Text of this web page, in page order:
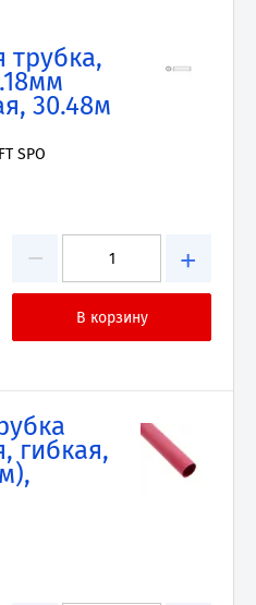
трубка,
30.48м
SPO
− +
гибкая,